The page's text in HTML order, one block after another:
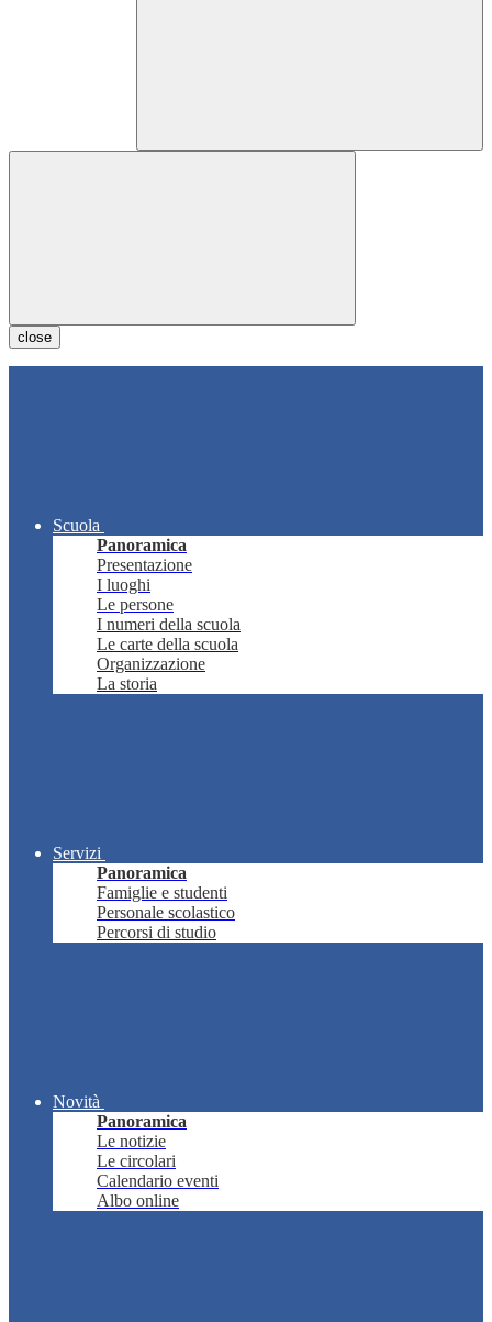
close
Scuola
Panoramica
Presentazione
I luoghi
Le persone
I numeri della scuola
Le carte della scuola
Organizzazione
La storia
Servizi
Panoramica
Famiglie e studenti
Personale scolastico
Percorsi di studio
Novità
Panoramica
Le notizie
Le circolari
Calendario eventi
Albo online